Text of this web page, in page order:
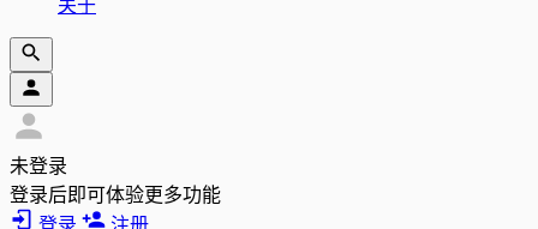
关于
未登录
登录后即可体验更多功能
登录
注册